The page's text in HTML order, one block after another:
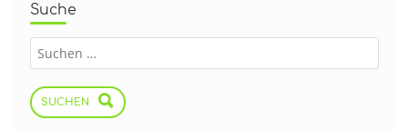
Suche
SUCHEN